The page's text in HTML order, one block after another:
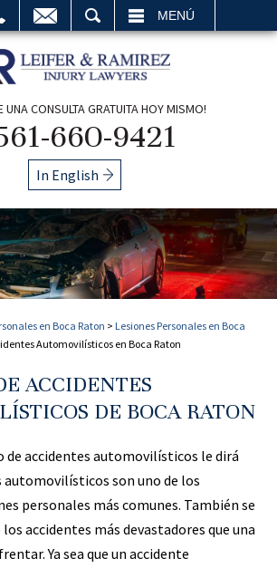
MENÚ
UNA CONSULTA GRATUITA HOY MISMO!
660-9421
In English
en Boca Raton > Lesiones Personales en Boca
Automovilísticos en Boca Raton
ACCIDENTES
DE BOCA RATON
de accidentes automovilísticos le dirá
automovilísticos son uno de los
personales más comunes. También se
accidentes más devastadores que una
Ya sea que un accidente